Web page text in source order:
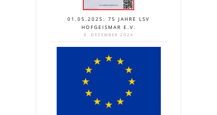
01.05.2025: 75 JAHRE LSV
HOFGEISMAR E.V.
8. DEZEMBER 2024